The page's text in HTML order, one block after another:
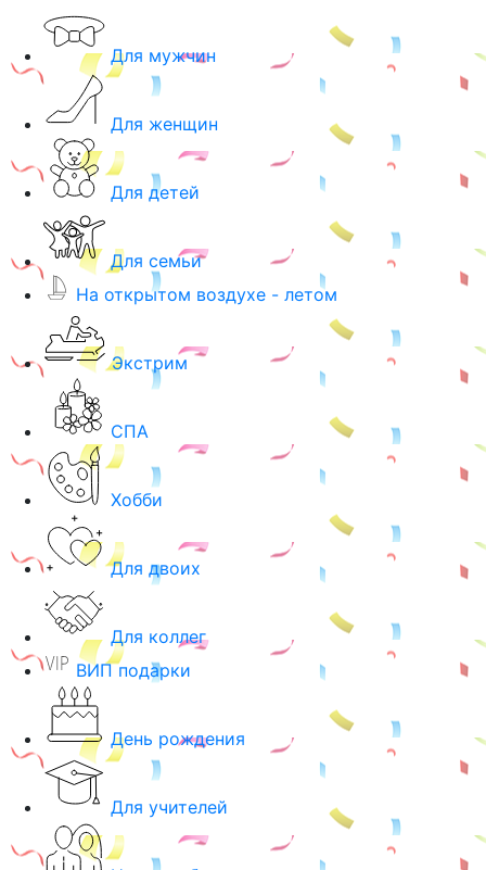
Для мужчин
Для женщин
Для детей
Для семьи
На открытом воздухе - летом
Экстрим
СПА
Хобби
Для двоих
Для коллег
ВИП подарки
День рождения
Для учителей